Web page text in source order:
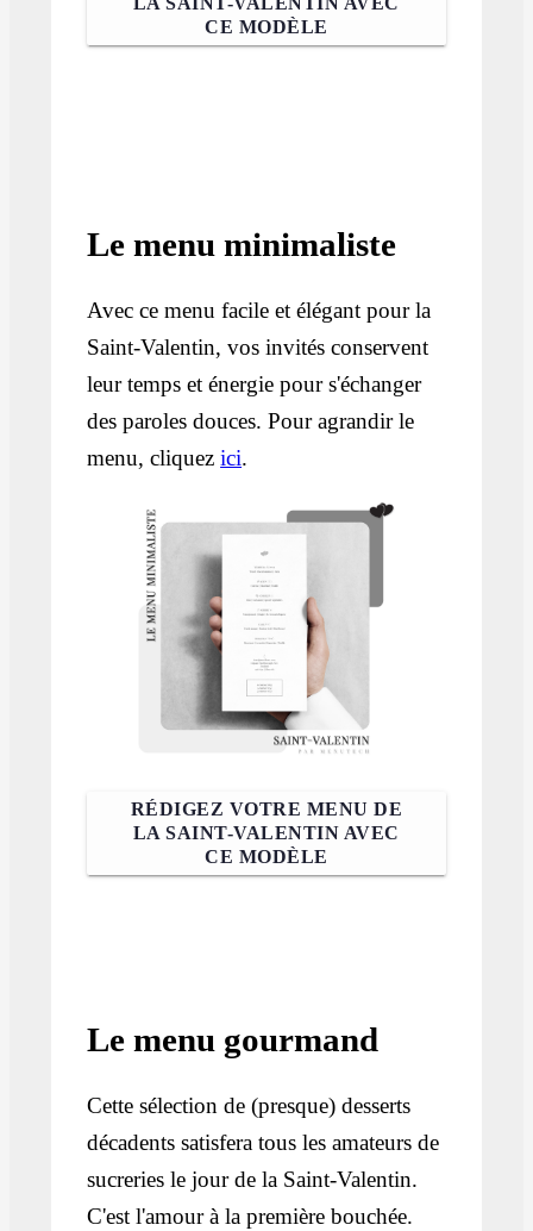
CE MODÈLE
Le menu minimaliste
Avec ce menu facile et élégant pour la
Saint-Valentin, vos invités conservent
leur temps et énergie pour s'échanger
des paroles douces. Pour agrandir le
menu, cliquezici.
RÉDIGEZ VOTRE MENU DE
LA SAINT-VALENTIN AVEC
CE MODÈLE
Le menu gourmand
Cette sélection de (presque) desserts
décadents satisfera tous les amateurs de
sucreries le jour de la Saint-Valentin.
C'est l'amour à la première bouchée.